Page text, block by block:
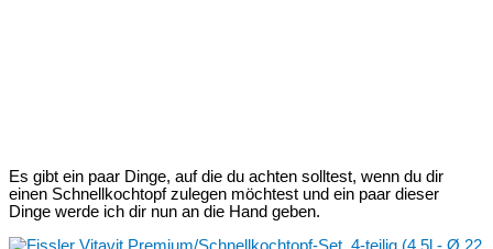
Es gibt ein paar Dinge, auf die du achten solltest, wenn du dir
einen Schnellkochtopf zulegen möchtest und ein paar dieser
Dinge werde ich dir nun an die Hand geben.